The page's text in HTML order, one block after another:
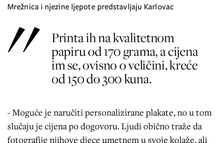
Mrežnica i njezine ljepote predstavljaju Karlovac
Printa ih na kvalitetnom
papiru od 170 grama, a cijena
im se, ovisno o veličini, kreće
od 150 do 300 kuna.
- Moguće je naručiti personalizirane plakate, no u tom
slučaju je cijena po dogovoru. Ljudi obično traže da
fotografije njihove djece umetnem u svoje kolaže, ali